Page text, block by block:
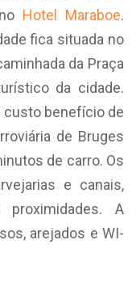
Hotel Maraboe.
fica situada no
da Praça
da cidade.
custo benefício de
de Bruges
de carro. Os
e canais,
A
arejados e WI-